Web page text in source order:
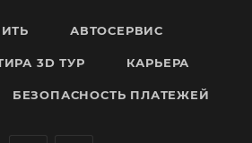
АВТОСЕРВИС
3D ТУР КАРЬЕРА
БЕЗОПАСНОСТЬ ПЛАТЕЖЕЙ